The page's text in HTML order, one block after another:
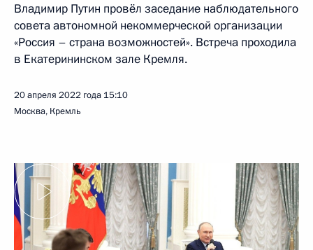
Владимир Путин провёл заседание наблюдательного
совета автономной некоммерческой организации
«Россия – страна возможностей». Встреча проходила
в Екатерининском зале Кремля.
20 апреля 2022 года 15:10
Москва, Кремль